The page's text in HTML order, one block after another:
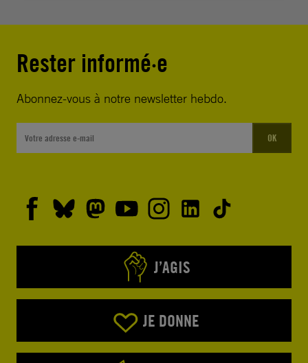
Rester informé·e
Abonnez-vous à notre newsletter hebdo.
OK
J’AGIS
JE DONNE